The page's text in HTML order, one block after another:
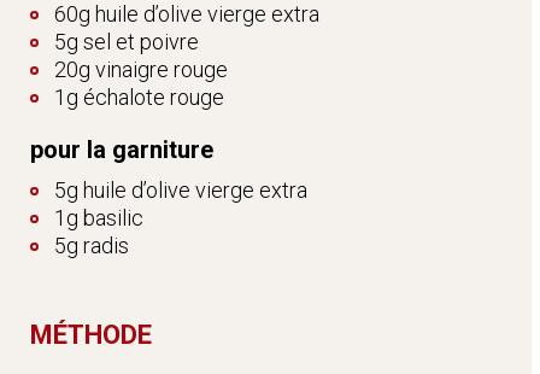
60g huile d’olive vierge extra
5g sel et poivre
20g vinaigre rouge
1g échalote rouge
pour la garniture
5g huile d’olive vierge extra
1g basilic
5g radis
MÉTHODE